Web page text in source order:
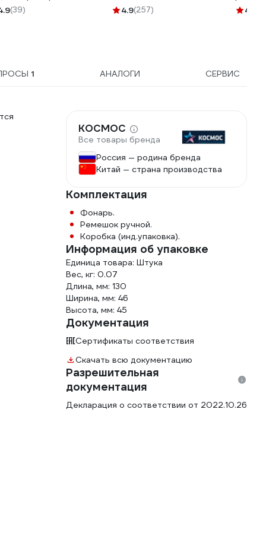
7 предметов,
(39)
4.9(257)
4.7
1 АНАЛОГИ СЕРВИС
КОСМОС
Все товары бренда
Россия — родина бренда
Китай — страна производства
Комплектация
Фонарь.
Ремешок ручной.
Коробка (инд.упаковка).
Информация об упаковке
Единица товара: Штука
Вес, кг: 0.07
Длина, мм: 130
Ширина, мм: 46
Высота, мм: 45
Документация
Сертификаты соответствия
Скачать всю документацию
Разрешительная
документация
Декларация о соответствии от 2022.10.26